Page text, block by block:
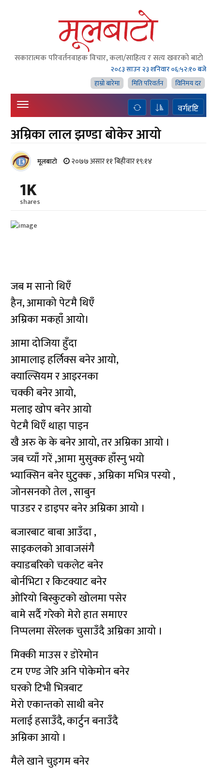
सकारात्मक परिवर्तनवाहक विचार, कला/साहित्य र सत्य खवरको बाटाे
२०८३ साउन २३ शनिवार०६:५२:१२ बजे
हाम्राे बारेमा
मिति परिवर्तन विनिमय दर
वर्गदृष्टि
अम्रिका लाल झण्डा बोकेर आयो
मूलबाटाे २०७७ असार ११ बिहीवार १९:१४
1K
shares
जब म सानो थिएँ
हैन, आमाको पेटमै थिएँ
अम्रिका मकहाँ आयो।
आमा दोजिया हुँदा
आमालाइ हर्लिक्स बनेर आयो,
क्याल्सियम र आइरनका
चक्की बनेर आयो,
मलाइ खोप बनेर आयो
पेटमै थिएँ थाहा पाइन
खै अरु के के बनेर आयो, तर अम्रिका आयो ।
जब च्याँ गरें ,आमा मुसुक्क हाँस्नु भयो
भ्याक्सिन बनेर घुटुक्क , अम्रिका मभित्र पस्यो ,
जोनसनको तेल , साबुन
पाउडर र डाइपर बनेर अम्रिका आयो ।
बजारबाट बाबा आउँदा ,
साइकलको आवाजसंगै
क्याडबरिको चकलेट बनेर
बोर्नभिटा र किटक्याट बनेर
ओरियो बिस्कुटको खोलमा पसेर
बामे सर्दै गरेको मेरो हात समाएर
निप्पलमा सेरेलक चुसाउँदै अम्रिका आयो ।
मिक्की माउस र डोरेमोन
टम एण्ड जेरि अनि पोकेमोन बनेर
घरको टिभी भित्रबाट
मेरो एकान्तको साथी बनेर
मलाई हसाउँदै, कार्टुन बनाउँदै
अम्रिका आयो ।
मैले खाने चुइगम बनेर